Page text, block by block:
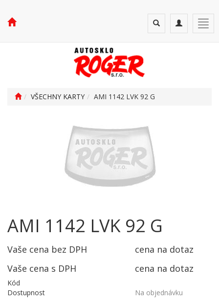
Toggle
navigation
Toggle
search
VŠECHNY KARTY AMI 1142 LVK 92 G
AMI 1142 LVK 92 G
Vaše cena bez DPH
cena na dotaz
Vaše cena s DPH
cena na dotaz
Kód
Dostupnost
Na objednávku